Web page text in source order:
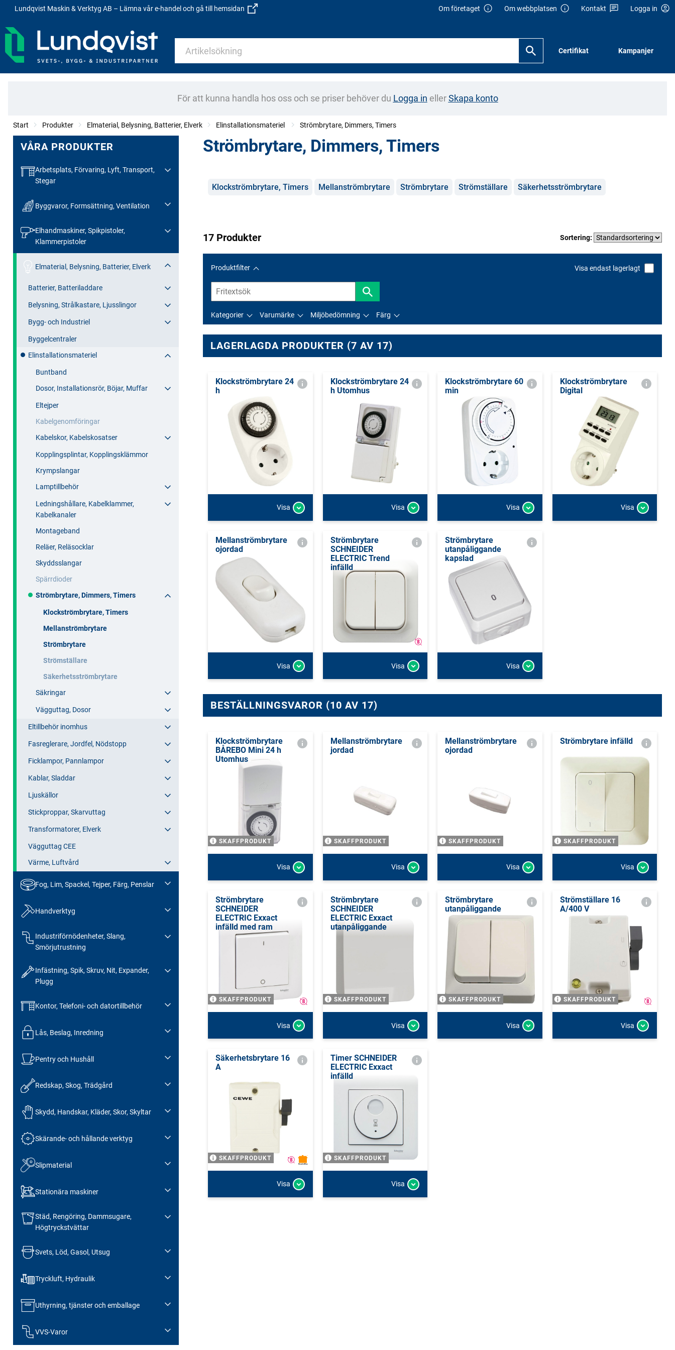
Lundqvist Maskin & Verktyg AB – Lämna vår e-handel och gå till hemsidan Om företaget Om webbplatsen Kontakt Logga in
Certifikat Kampanjer
För att kunna handla hos oss och se priser behöver du Logga in ellerSkapa konto
Start Produkter Elmaterial, Belysning, Batterier, Elverk Elinstallationsmateriel Strömbrytare, Dimmers, Timers
VÅRA PRODUKTER
Arbetsplats, Förvaring, Lyft, Transport,
Stegar
Byggvaror, Formsättning, Ventilation
Elhandmaskiner, Spikpistoler,
Klammerpistoler
Elmaterial, Belysning, Batterier, Elverk
Batterier, Batteriladdare
Belysning, Strålkastare, Ljusslingor
Bygg- och Industriel
Byggelcentraler
Elinstallationsmateriel
Buntband
Dosor, Installationsrör, Böjar, Muffar
Eltejper
Kabelgenomföringar
Kabelskor, Kabelskosatser
Kopplingsplintar, Kopplingsklämmor
Krympslangar
Lamptillbehör
Ledningshållare, Kabelklammer,
Kabelkanaler
Montageband
Reläer, Reläsocklar
Skyddsslangar
Spärrdioder
Strömbrytare, Dimmers, Timers
Klockströmbrytare, Timers
Mellanströmbrytare
Strömbrytare
Strömställare
Säkerhetsströmbrytare
Säkringar
Vägguttag, Dosor
Eltillbehör inomhus
Fasreglerare, Jordfel, Nödstopp
Ficklampor, Pannlampor
Kablar, Sladdar
Ljuskällor
Stickproppar, Skarvuttag
Transformatorer, Elverk
Vägguttag CEE
Värme, Luftvård
Fog, Lim, Spackel, Tejper, Färg, Penslar
Handverktyg
Industriförnödenheter, Slang,
Smörjutrustning
Infästning, Spik, Skruv, Nit, Expander,
Plugg
Kontor, Telefoni- och datortillbehör
Lås, Beslag, Inredning
Pentry och Hushåll
Redskap, Skog, Trädgård
Skydd, Handskar, Kläder, Skor, Skyltar
Skärande- och hållande verktyg
Slipmaterial
Stationära maskiner
Städ, Rengöring, Dammsugare,
Högtryckstvättar
Svets, Löd, Gasol, Utsug
Tryckluft, Hydraulik
Uthyrning, tjänster och emballage
VVS-Varor
Strömbrytare, Dimmers, Timers
Kategorier
Klockströmbrytare, Timers Mellanströmbrytare Strömbrytare Strömställare Säkerhetsströmbrytare
17 Produkter Sortering:
Produktfilter Visa endast lagerlagt
Kategorier Varumärke Miljöbedömning Färg
LAGERLAGDA PRODUKTER (7 AV 17)
Klockströmbrytare 24
h
Visa
Klockströmbrytare 24
h Utomhus
Visa
Klockströmbrytare 60
min
Visa
Klockströmbrytare
Digital
Visa
Mellanströmbrytare
ojordad
Visa
Strömbrytare
SCHNEIDER
ELECTRIC Trend
infälld
Visa
Strömbrytare
utanpåliggande
kapslad
Visa
BESTÄLLNINGSVAROR (10 AV 17)
Klockströmbrytare
BÅREBO Mini 24 h
Utomhus
SKAFFPRODUKT
Visa
Mellanströmbrytare
jordad
SKAFFPRODUKT
Visa
Mellanströmbrytare
ojordad
SKAFFPRODUKT
Visa
Strömbrytare infälld
SKAFFPRODUKT
Visa
Strömbrytare
SCHNEIDER
ELECTRIC Exxact
infälld med ram
SKAFFPRODUKT
Visa
Strömbrytare
SCHNEIDER
ELECTRIC Exxact
utanpåliggande
SKAFFPRODUKT
Visa
Strömbrytare
utanpåliggande
SKAFFPRODUKT
Visa
Strömställare 16
A/400 V
SKAFFPRODUKT
Visa
Säkerhetsbrytare 16
A
SKAFFPRODUKT
Visa
Timer SCHNEIDER
ELECTRIC Exxact
infälld
SKAFFPRODUKT
Visa